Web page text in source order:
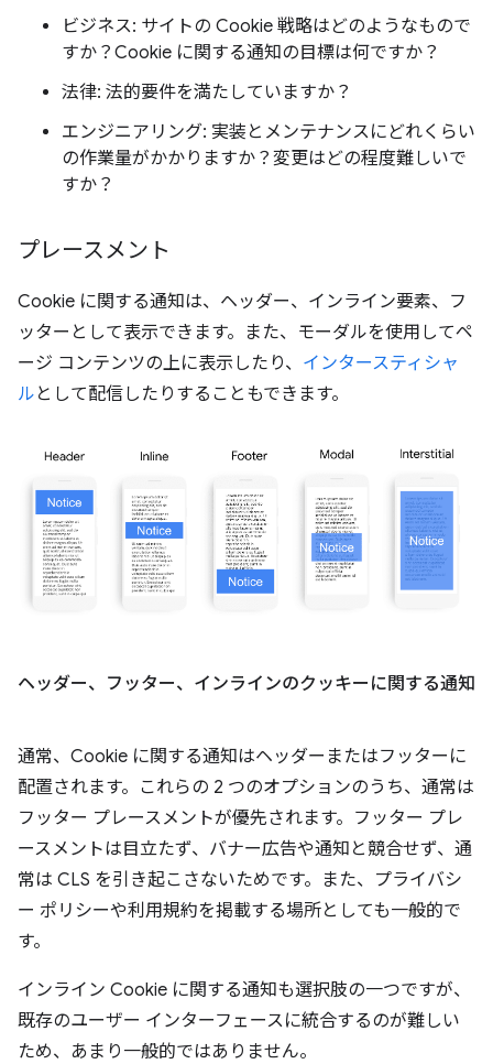
ビジネス: サイトの Cookie 戦略はどのようなもので
すか？Cookie に関する通知の目標は何ですか？
法律: 法的要件を満たしていますか？
エンジニアリング: 実装とメンテナンスにどれくらい
の作業量がかかりますか？変更はどの程度難しいで
すか？
プレースメント
Cookie に関する通知は、ヘッダー、インライン要素、フ
ッターとして表示できます。また、モーダルを使用してペ
ージ コンテンツの上に表示したり、 インタースティシャ
ル として配信したりすることもできます。
ヘッダー、フッター、インラインのクッキーに関する通知
通常、Cookie に関する通知はヘッダーまたはフッターに
配置されます。これらの 2 つのオプションのうち、通常は
フッター プレースメントが優先されます。フッター プレ
ースメントは目立たず、バナー広告や通知と競合せず、通
常は CLS を引き起こさないためです。また、プライバシ
ー ポリシーや利用規約を掲載する場所としても一般的で
す。
インライン Cookie に関する通知も選択肢の一つですが、
既存のユーザー インターフェースに統合するのが難しい
ため、あまり一般的ではありません。